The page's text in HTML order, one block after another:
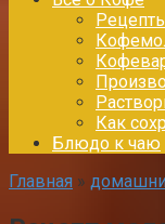
Как
Блюдо к чаю
Главная »